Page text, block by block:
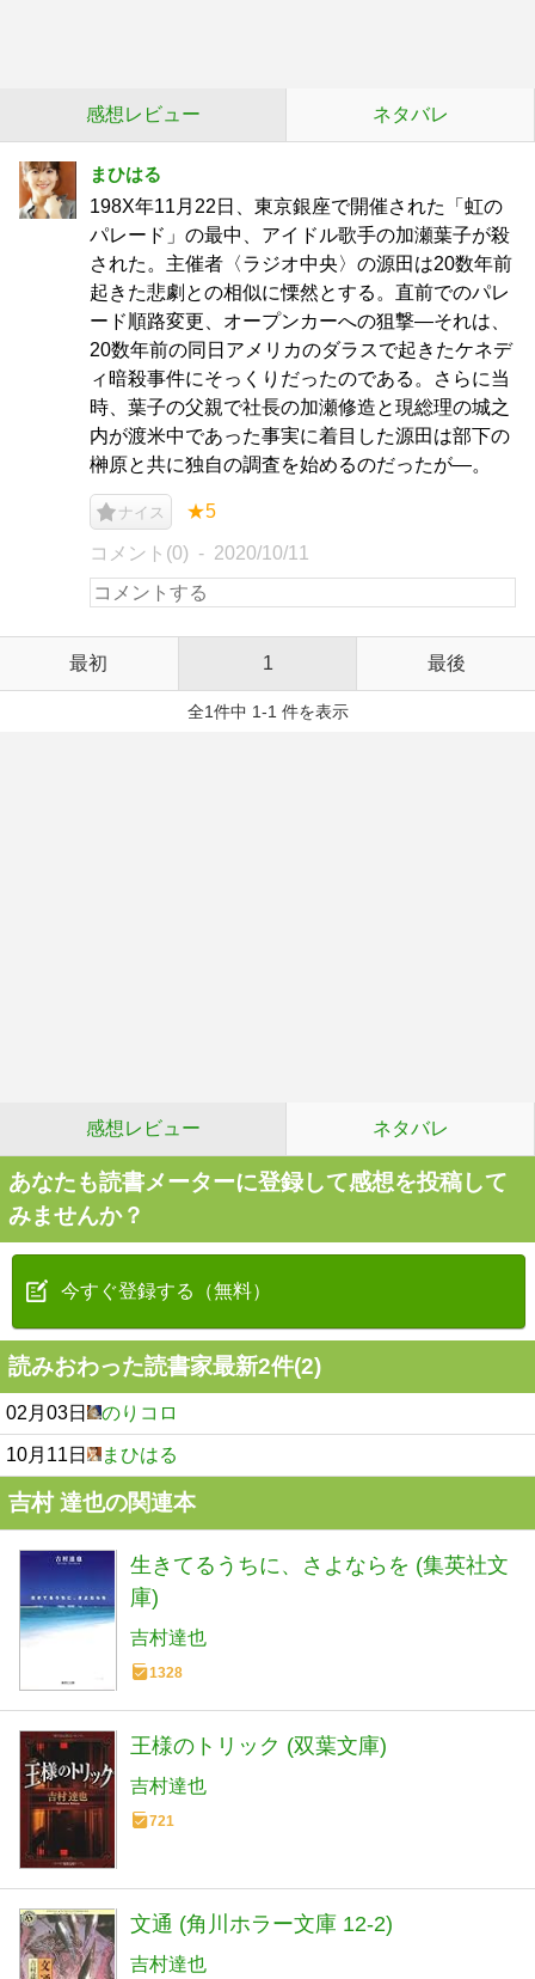
感想レビュー ネタバレ
まひはる
198X年11月22日、東京銀座で開催された「虹の
パレード」の最中、アイドル歌手の加瀬葉子が殺
された。主催者〈ラジオ中央〉の源田は20数年前
起きた悲劇との相似に慄然とする。直前でのパレ
ード順路変更、オープンカーへの狙撃―それは、
20数年前の同日アメリカのダラスで起きたケネデ
ィ暗殺事件にそっくりだったのである。さらに当
時、葉子の父親で社長の加瀬修造と現総理の城之
内が渡米中であった事実に着目した源田は部下の
榊原と共に独自の調査を始めるのだったが―。
ナイス ★5
コメント(0) 2020/10/11
最初 1 最後
全1件中 1-1 件を表示
感想レビュー ネタバレ
あなたも読書メーターに登録して感想を投稿して
みませんか？
今すぐ登録する（無料）
読みおわった読書家最新2件(2)
02月03日 のりコロ
10月11日 まひはる
吉村 達也の関連本
生きてるうちに、さよならを (集英社文
庫)
吉村達也
1328
王様のトリック (双葉文庫)
吉村達也
721
文通 (角川ホラー文庫 12-2)
吉村達也